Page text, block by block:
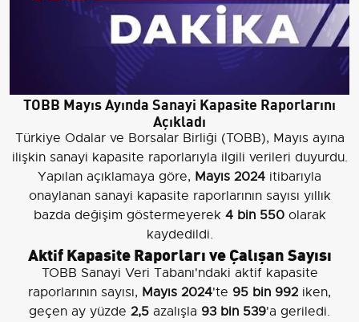
TOBB Mayıs Ayında Sanayi Kapasite Raporlarını
Açıkladı
Türkiye Odalar ve Borsalar Birliği (TOBB), Mayıs ayına
ilişkin sanayi kapasite raporlarıyla ilgili verileri duyurdu.
Yapılan açıklamaya göre, Mayıs 2024 itibarıyla
onaylanan sanayi kapasite raporlarının sayısı yıllık
bazda değişim göstermeyerek 4 bin 550olarak
kaydedildi.
Aktif Kapasite Raporları ve Çalışan Sayısı
TOBB Sanayi Veri Tabanı'ndaki aktif kapasite
raporlarının sayısı, Mayıs 2024'te 95 bin 992 iken,
geçen ay yüzde 2,5 azalışla 93 bin 539'a geriledi.